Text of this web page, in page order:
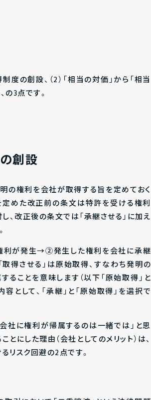
の創設、（2）「相当の対価」から「相当
の3点です。
創設
の権利を会社が取得する旨を定めておく
定めた改正前の条文は特許を受ける権利
、改正後の条文では「承継させる」に加え
利が発生→②発生した権利を会社に承継
取得させる」は原始取得、すなわち発明の
ことを意味します（以下「原始取得」と
として、「承継」と「原始取得」を選択で
社に権利が帰属するのは一緒では」と思
にした理由（会社としてのメリット）は、
スク回避の2点です。